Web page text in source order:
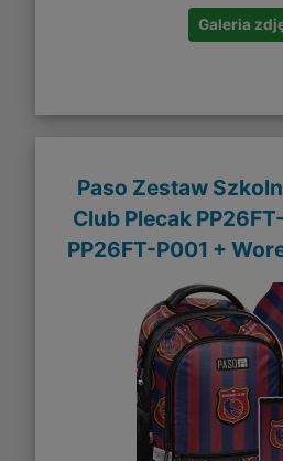
Galeria
Paso Zestaw
Club Plecak
PP26FT-P001 +